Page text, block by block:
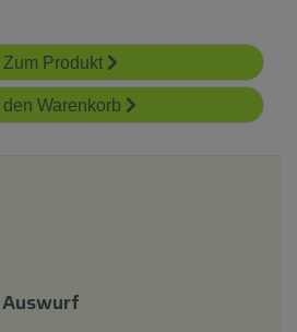
Zum Produkt
den Warenkorb